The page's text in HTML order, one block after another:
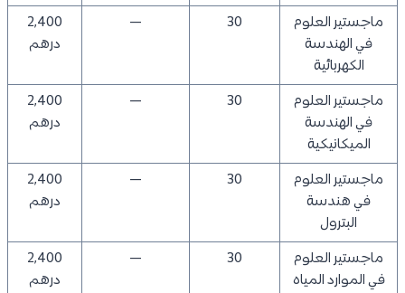
ماجستير العلوم
في الهندسة
الكهربائية
30
—
2,400
درهم
ماجستير العلوم
في الهندسة
الميكانيكية
30
—
2,400
درهم
ماجستير العلوم
في هندسة
البترول
30
—
2,400
درهم
ماجستير العلوم
في الموارد المياه
30
—
2,400
درهم